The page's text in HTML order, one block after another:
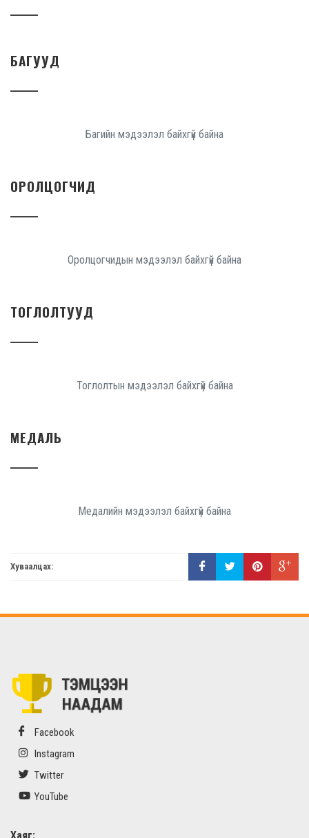
БАГУУД
Багийн мэдээлэл байхгүй байна
ОРОЛЦОГЧИД
Оролцогчидын мэдээлэл байхгүй байна
ТОГЛОЛТУУД
Тоглолтын мэдээлэл байхгүй байна
МЕДАЛЬ
Медалийн мэдээлэл байхгүй байна
Хуваалцах:
Facebook
Instagram
Twitter
YouTube
Хаяг: